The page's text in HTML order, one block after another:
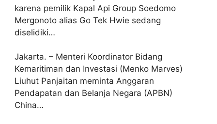
karena pemilik Kapal Api Group Soedomo
Mergonoto alias Go Tek Hwie sedang
diselidiki…
Jakarta. – Menteri Koordinator Bidang
Kemaritiman dan Investasi (Menko Marves)
Liuhut Panjaitan meminta Anggaran
Pendapatan dan Belanja Negara (APBN)
China…